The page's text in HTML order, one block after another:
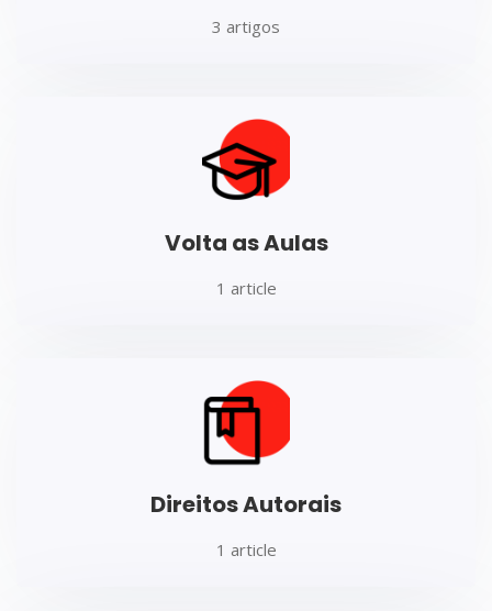
3 artigos
Volta as Aulas
1 article
Direitos Autorais
1 article